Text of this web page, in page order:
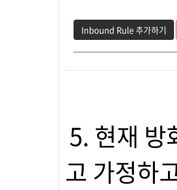
5. 현재 방
고 가정하